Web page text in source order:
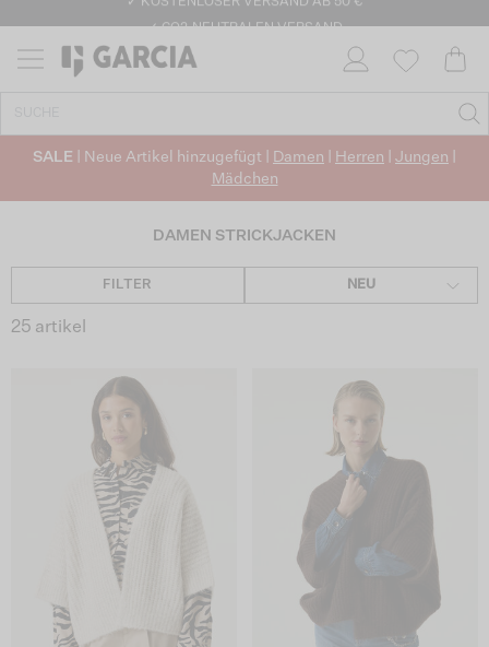
SALE | Neue Artikel hinzugefügt | Damen Herren Jungen
Mädchen
DAMEN STRICKJACKEN
FILTER NEU
25 artikel